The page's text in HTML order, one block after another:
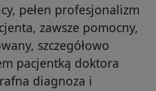
pełen profesjonalizm
zawsze pomocny,
szczegółowo
pacjentką doktora
diagnoza i